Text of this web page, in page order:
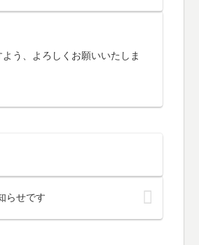
う、よろしくお願いいたしま
らせです